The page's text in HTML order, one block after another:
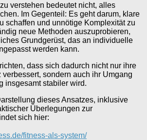
verstehen bedeutet nicht, alles
Im Gegenteil: Es geht darum, klare
schaffen und unnötige Komplexität zu
neue Methoden auszuprobieren,
Grundgerüst, das an individuelle
werden kann.
dass sich dadurch nicht nur ihre
sondern auch ihr Umgang
insgesamt stabiler wird.
dieses Ansatzes, inklusive
Überlegungen zur
sich hier:
fitness-als-system/